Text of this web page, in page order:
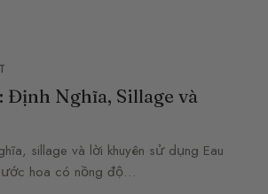
Định Nghĩa, Sillage và
sillage và lời khuyên sử dụng Eau
hoa có nồng độ…